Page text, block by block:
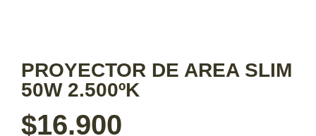
PROYECTOR DE AREA SLIM
50W 2.500ºK
$16.900